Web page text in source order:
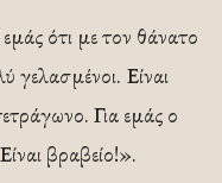
ότι με τον θάνατο
γελασμένοι. Είναι
Για εμάς ο
βραβείο!».